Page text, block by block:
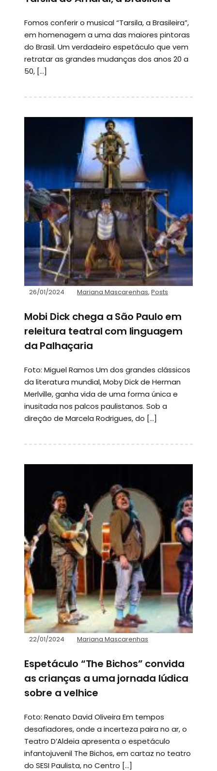
Fomos conferir o musical “Tarsila, a Brasileira”,
em homenagem a uma das maiores pintoras
do Brasil. Um verdadeiro espetáculo que vem
retratar as grandes mudanças dos anos 20 a
50, […]
26/01/2024 Mariana Mascarenhas, Posts
Mobi Dick chega a São Paulo em
releitura teatral com linguagem
da Palhaçaria
Foto: Miguel Ramos Um dos grandes clássicos
da literatura mundial, Moby Dick de Herman
Merlville, ganha vida de uma forma única e
inusitada nos palcos paulistanos. Sob a
direção de Marcela Rodrigues, do […]
22/01/2024 Mariana Mascarenhas
Espetáculo “The Bichos” convida
as crianças a uma jornada lúdica
sobre a velhice
Foto: Renato David Oliveira Em tempos
desafiadores, onde a incerteza paira no ar, o
Teatro D’Aldeia apresenta o espetáculo
infantojuvenil The Bichos, em cartaz no teatro
do SESI Paulista, no Centro […]